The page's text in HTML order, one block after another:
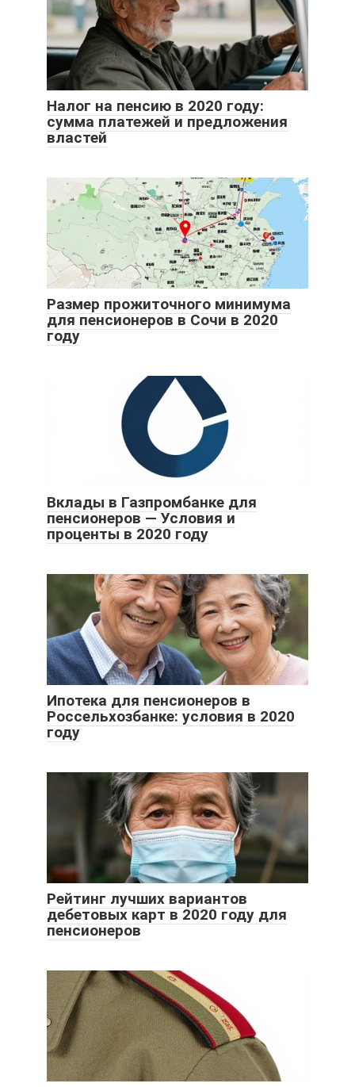
Налог на пенсию в 2020 году:
сумма платежей и предложения
властей
Размер прожиточного минимума
для пенсионеров в Сочи в 2020
году
Вклады в Газпромбанке для
пенсионеров — Условия и
проценты в 2020 году
Ипотека для пенсионеров в
Россельхозбанке: условия в 2020
году
Рейтинг лучших вариантов
дебетовых карт в 2020 году для
пенсионеров